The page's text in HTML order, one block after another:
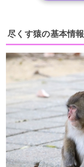
尽くす猿の基本情報